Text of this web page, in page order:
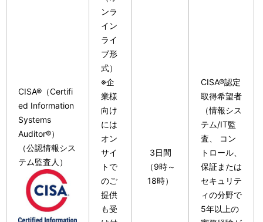
CISA®（Certifi
ed Information
Systems
Auditor®）
（公認情報シス
テム監査人）
ンラ
イン
ライ
ブ形
式）
※企
業様
向け
には
オン
サイ
トで
のご
提供
も受
3日間
（9時～
18時）
CISA®認定
取得希望者
（情報シス
テム/IT監
査、 コン
トロール、
保証または
セキュリテ
ィの分野で
5年以上の